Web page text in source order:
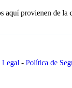
provienen de la
Legal - Política de